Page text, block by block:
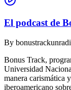
El podcast de
By
Bonus Track,
Universidad
manera carismática
iberoamericano